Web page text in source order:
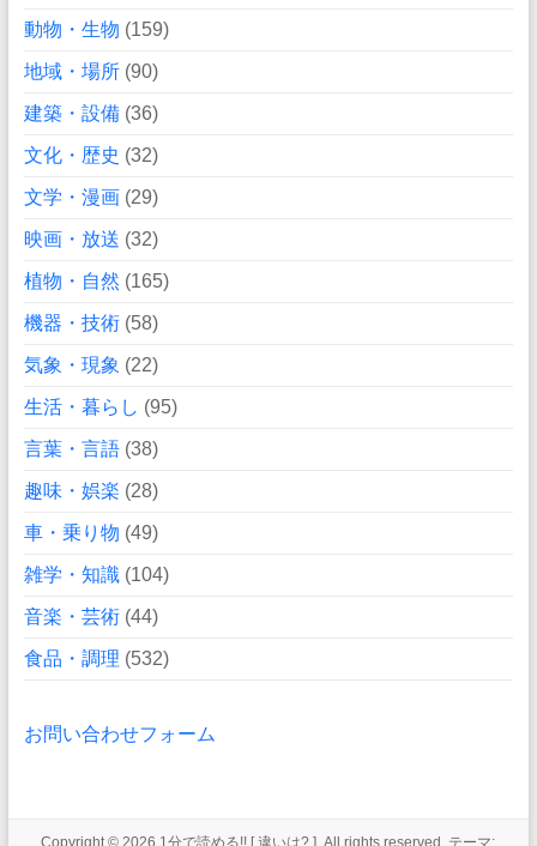
動物・生物 (159)
地域・場所(90)
建築・設備(36)
文化・歴史 (32)
文学・漫画(29)
映画・放送 (32)
植物・自然 (165)
機器・技術(58)
気象・現象 (22)
生活・暮らし (95)
言葉・言語(38)
趣味・娯楽 (28)
車・乗り物 (49)
雑学・知識(104)
音楽・芸術(44)
食品・調理 (532)
お問い合わせフォーム